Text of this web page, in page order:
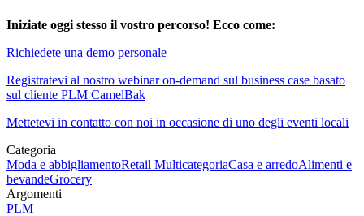
Iniziate oggi stesso il vostro percorso! Ecco come:
Richiedete una demo personale
Registratevi al nostro webinar on-demand sul business case basato
sul cliente PLM CamelBak
Mettetevi in contatto con noi in occasione di uno degli eventi locali
Categoria
Moda e abbigliamentoRetail MulticategoriaCasa e arredoAlimenti e
bevandeGrocery
Argomenti
PLM